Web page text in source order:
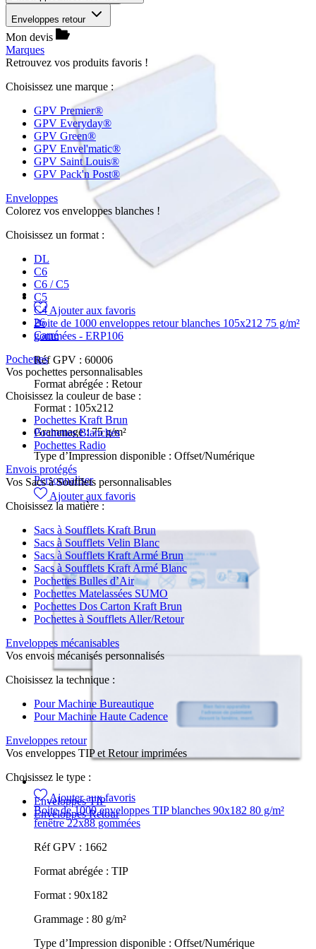
Enveloppes retour
Mon devis
Marques
Retrouvez vos produits favoris !
Choisissez une marque :
GPV Premier®
GPV Everyday®
GPV Green®
GPV Envel'matic®
GPV Saint Louis®
GPV Pack'n Post®
Enveloppes
Colorez vos enveloppes blanches !
Choisissez un format :
DL
C6
C6 / C5
C5
C4
26
Carré
Pochettes
Vos pochettes personnalisables
Choisissez la couleur de base :
Pochettes Kraft Brun
Pochettes Blanches
Pochettes Radio
Envois protégés
Vos Sacs à Soufflets personnalisables
Choisissez la matière :
Sacs à Soufflets Kraft Brun
Sacs à Soufflets Velin Blanc
Sacs à Soufflets Kraft Armé Brun
Sacs à Soufflets Kraft Armé Blanc
Pochettes Bulles d’Air
Pochettes Matelassées SUMO
Pochettes Dos Carton Kraft Brun
Pochettes à Soufflets Aller/Retour
Enveloppes mécanisables
Vos envois mécanisés personnalisés
Choisissez la technique :
Pour Machine Bureautique
Pour Machine Haute Cadence
Enveloppes retour
Vos enveloppes TIP et Retour imprimées
Choisissez le type :
Enveloppes TIP
Enveloppes Retour
Ajouter aux favoris
Boite de 1000 enveloppes retour blanches 105x212 75 g/m²
gommées - ERP106
Réf GPV : 60006
Format abrégée : Retour
Format : 105x212
Grammage :75 g/m²
Type d’Impression disponible : Offset/Numérique
Personnaliser
Ajouter aux favoris
Ajouter aux favoris
Boite de 1000 enveloppes TIP blanches 90x182 80 g/m²
fenêtre 22x88 gommées
Réf GPV : 1662
Format abrégée : TIP
Format : 90x182
Grammage : 80 g/m²
Type d’Impression disponible : Offset/Numérique